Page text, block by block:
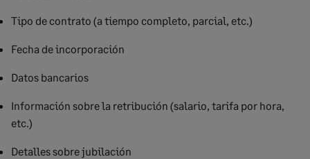
Tipo de contrato (a tiempo completo, parcial, etc.)
Fecha de incorporación
Datos bancarios
Información sobre la retribución (salario, tarifa por hora,
etc.)
Detalles sobre jubilación